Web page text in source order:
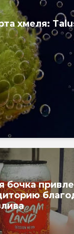
хмеля:
бочка